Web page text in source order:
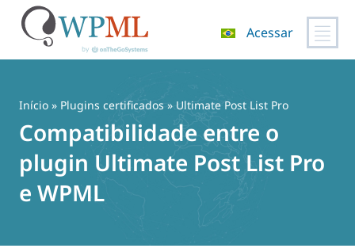
Acessar
Início » Plugins certificados » Ultimate Post List Pro
Compatibilidade entre o
plugin Ultimate Post List Pro
e WPML